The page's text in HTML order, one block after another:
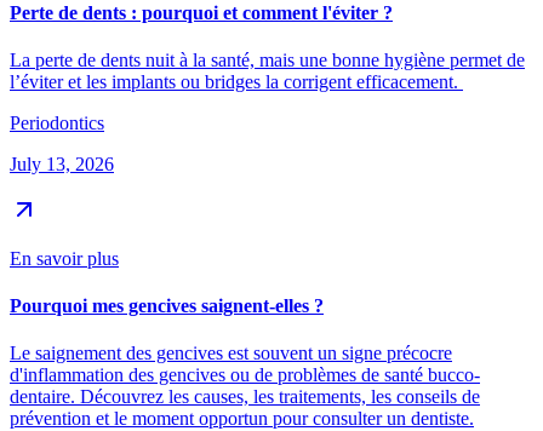
Perte de dents : pourquoi et comment l'éviter ?
La perte de dents nuit à la santé, mais une bonne hygiène permet de
l’éviter et les implants ou bridges la corrigent efficacement.
Periodontics
July 13, 2026
En savoir plus
Pourquoi mes gencives saignent-elles ?
Le saignement des gencives est souvent un signe précocre
d'inflammation des gencives ou de problèmes de santé bucco-
dentaire. Découvrez les causes, les traitements, les conseils de
prévention et le moment opportun pour consulter un dentiste.